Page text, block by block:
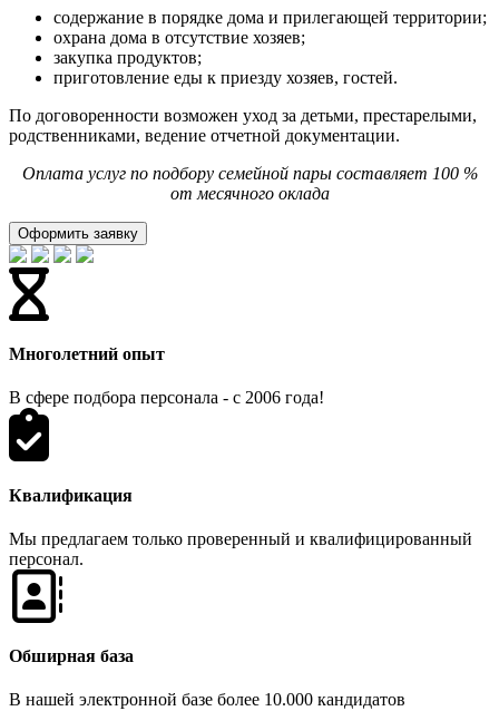
содержание в порядке дома и прилегающей территории;
охрана дома в отсутствие хозяев;
закупка продуктов;
приготовление еды к приезду хозяев, гостей.
По договоренности возможен уход за детьми, престарелыми,
родственниками, ведение отчетной документации.
Оплата услуг по подбору семейной пары составляет 100 %
от месячного оклада
Оформить заявку
Многолетний опыт
В сфере подбора персонала - с 2006 года!
Квалификация
Мы предлагаем только проверенный и квалифицированный
персонал.
Обширная база
В нашей электронной базе более 10.000 кандидатов